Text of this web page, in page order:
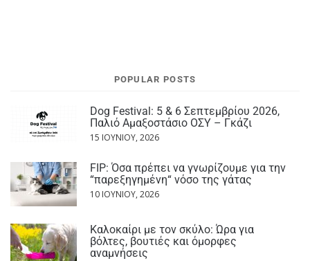
POPULAR POSTS
Dog Festival: 5 & 6 Σεπτεμβρίου 2026,
Παλιό Αμαξοστάσιο ΟΣΥ – Γκάζι
15 ΙΟΥΝΊΟΥ, 2026
FIP: Όσα πρέπει να γνωρίζουμε για την
“παρεξηγημένη“ νόσο της γάτας
10 ΙΟΥΝΊΟΥ, 2026
Καλοκαίρι με τον σκύλο: Ώρα για
βόλτες, βουτιές και όμορφες
αναμνήσεις